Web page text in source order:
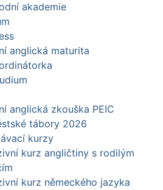
akademie
anglická maturita
anglická zkouška PEIC
tábory 2026
kurzy
kurz angličtiny s rodilým
kurz německého jazyka